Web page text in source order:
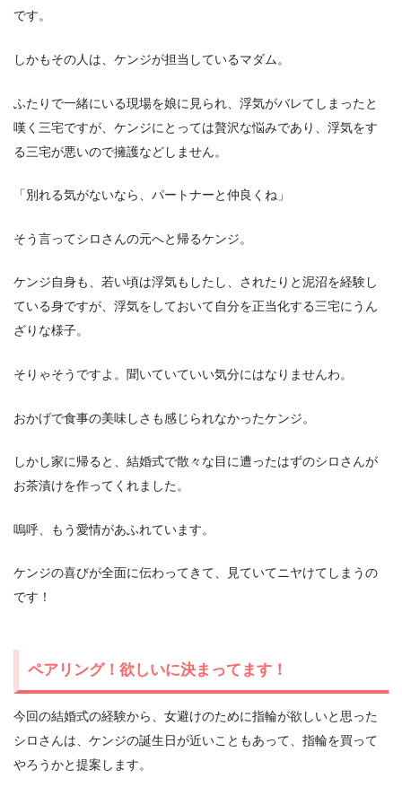
です。
しかもその人は、ケンジが担当しているマダム。
ふたりで一緒にいる現場を娘に見られ、浮気がバレてしまったと
嘆く三宅ですが、ケンジにとっては贅沢な悩みであり、浮気をす
る三宅が悪いので擁護などしません。
「別れる気がないなら、パートナーと仲良くね」
そう言ってシロさんの元へと帰るケンジ。
ケンジ自身も、若い頃は浮気もしたし、されたりと泥沼を経験し
ている身ですが、浮気をしておいて自分を正当化する三宅にうん
ざりな様子。
そりゃそうですよ。聞いていていい気分にはなりませんわ。
おかげで食事の美味しさも感じられなかったケンジ。
しかし家に帰ると、結婚式で散々な目に遭ったはずのシロさんが
お茶漬けを作ってくれました。
嗚呼、もう愛情があふれています。
ケンジの喜びが全面に伝わってきて、見ていてニヤけてしまうの
です！
ペアリング！欲しいに決まってます！
今回の結婚式の経験から、女避けのために指輪が欲しいと思った
シロさんは、ケンジの誕生日が近いこともあって、指輪を買って
やろうかと提案します。